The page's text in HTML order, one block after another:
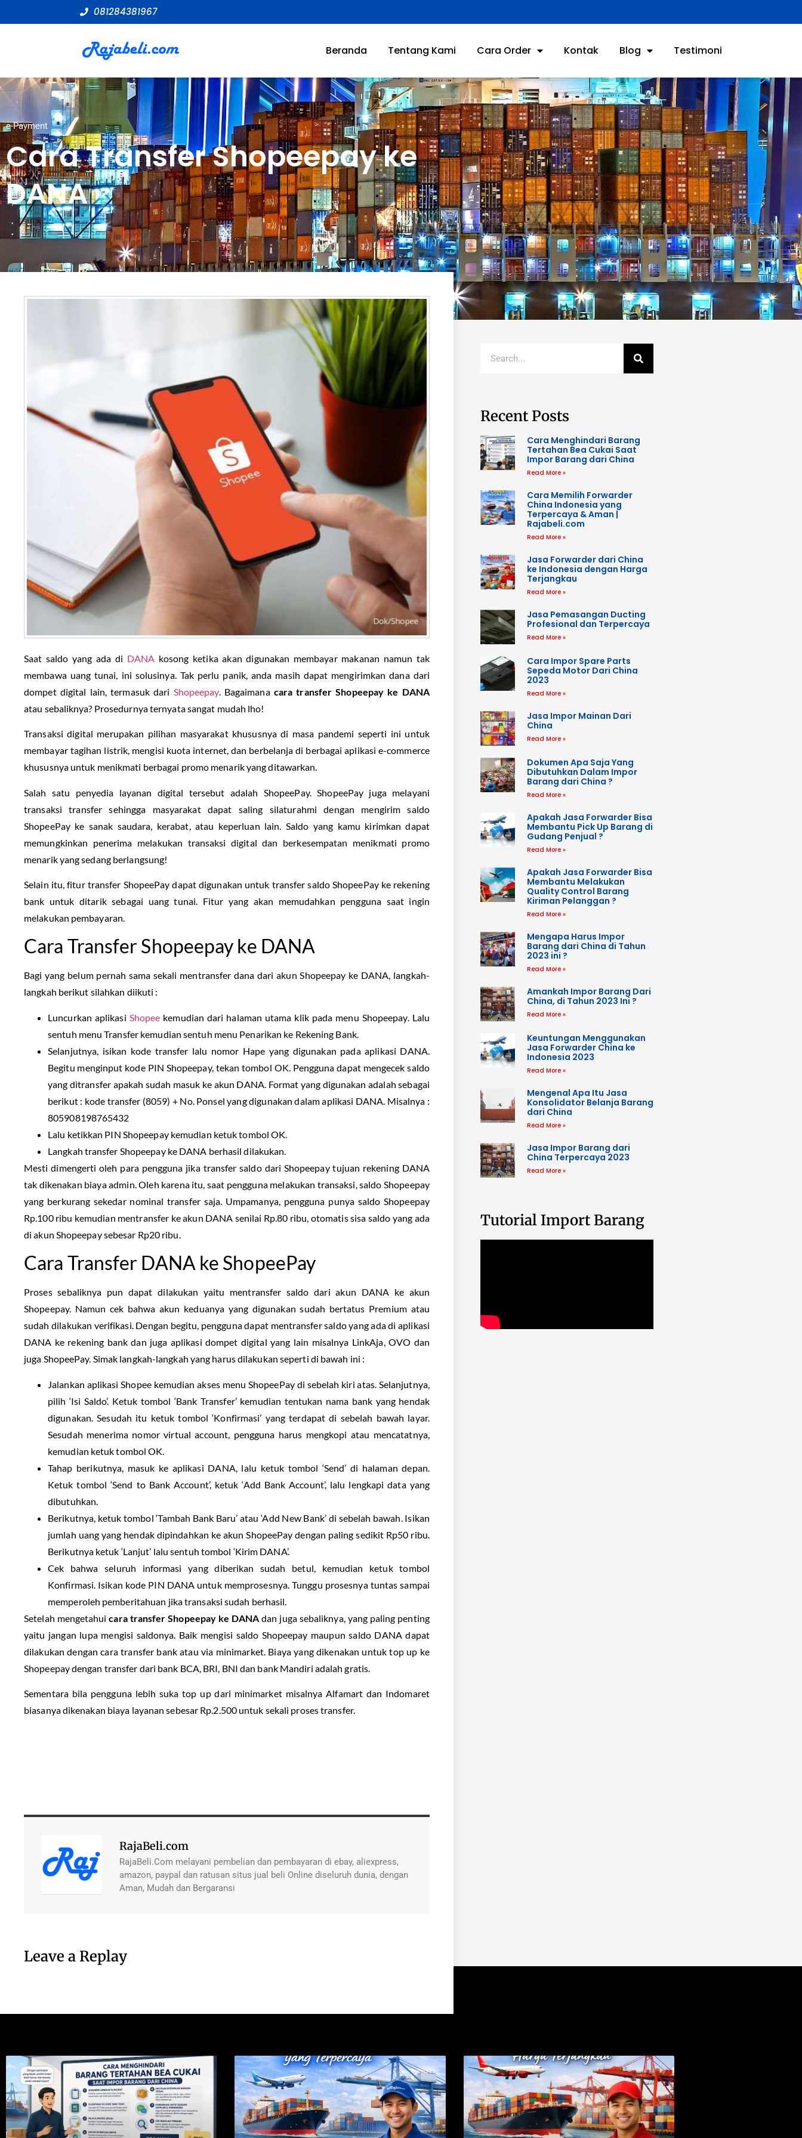
081284381967
Beranda Tentang Kami Cara Order Kontak Blog Testimoni
e-Payment
Cara Transfer Shopeepay ke
DANA
Saat saldo yang ada di DANA kosong ketika akan digunakan membayar makanan namun tak
membawa uang tunai, ini solusinya. Tak perlu panik, anda masih dapat mengirimkan dana dari
dompet digital lain, termasuk dari Shopeepay. Bagaimana cara transfer Shopeepay ke DANA
atau sebaliknya? Prosedurnya ternyata sangat mudah lho!
Transaksi digital merupakan pilihan masyarakat khususnya di masa pandemi seperti ini untuk
membayar tagihan listrik, mengisi kuota internet, dan berbelanja di berbagai aplikasi e-commerce
khususnya untuk menikmati berbagai promo menarik yang ditawarkan.
Salah satu penyedia layanan digital tersebut adalah ShopeePay. ShopeePay juga melayani
transaksi transfer sehingga masyarakat dapat saling silaturahmi dengan mengirim saldo
ShopeePay ke sanak saudara, kerabat, atau keperluan lain. Saldo yang kamu kirimkan dapat
memungkinkan penerima melakukan transaksi digital dan berkesempatan menikmati promo
menarik yang sedang berlangsung!
Selain itu, fitur transfer ShopeePay dapat digunakan untuk transfer saldo ShopeePay ke rekening
bank untuk ditarik sebagai uang tunai. Fitur yang akan memudahkan pengguna saat ingin
melakukan pembayaran.
Cara Transfer Shopeepay ke DANA
Bagi yang belum pernah sama sekali mentransfer dana dari akun Shopeepay ke DANA, langkah-
langkah berikut silahkan diikuti :
Luncurkan aplikasi Shopee kemudian dari halaman utama klik pada menu Shopeepay. Lalu
sentuh menu Transfer kemudian sentuh menu Penarikan ke Rekening Bank.
Selanjutnya, isikan kode transfer lalu nomor Hape yang digunakan pada aplikasi DANA.
Begitu menginput kode PIN Shopeepay, tekan tombol OK. Pengguna dapat mengecek saldo
yang ditransfer apakah sudah masuk ke akun DANA. Format yang digunakan adalah sebagai
berikut : kode transfer (8059) + No. Ponsel yang digunakan dalam aplikasi DANA. Misalnya :
805908198765432
Lalu ketikkan PIN Shopeepay kemudian ketuk tombol OK.
Langkah transfer Shopeepay ke DANA berhasil dilakukan.
Mesti dimengerti oleh para pengguna jika transfer saldo dari Shopeepay tujuan rekening DANA
tak dikenakan biaya admin. Oleh karena itu, saat pengguna melakukan transaksi, saldo Shopeepay
yang berkurang sekedar nominal transfer saja. Umpamanya, pengguna punya saldo Shopeepay
Rp.100 ribu kemudian mentransfer ke akun DANA senilai Rp.80 ribu, otomatis sisa saldo yang ada
di akun Shopeepay sebesar Rp20 ribu.
Cara Transfer DANA ke ShopeePay
Proses sebaliknya pun dapat dilakukan yaitu mentransfer saldo dari akun DANA ke akun
Shopeepay. Namun cek bahwa akun keduanya yang digunakan sudah bertatus Premium atau
sudah dilakukan verifikasi. Dengan begitu, pengguna dapat mentransfer saldo yang ada di aplikasi
DANA ke rekening bank dan juga aplikasi dompet digital yang lain misalnya LinkAja, OVO dan
juga ShopeePay. Simak langkah-langkah yang harus dilakukan seperti di bawah ini :
Jalankan aplikasi Shopee kemudian akses menu ShopeePay di sebelah kiri atas. Selanjutnya,
pilih ‘Isi Saldo’. Ketuk tombol ‘Bank Transfer’ kemudian tentukan nama bank yang hendak
digunakan. Sesudah itu ketuk tombol ‘Konfirmasi’ yang terdapat di sebelah bawah layar.
Sesudah menerima nomor virtual account, pengguna harus mengkopi atau mencatatnya,
kemudian ketuk tombol OK.
Tahap berikutnya, masuk ke aplikasi DANA, lalu ketuk tombol ‘Send’ di halaman depan.
Ketuk tombol ‘Send to Bank Account’, ketuk ‘Add Bank Account’, lalu lengkapi data yang
dibutuhkan.
Berikutnya, ketuk tombol ‘Tambah Bank Baru’ atau ‘Add New Bank’ di sebelah bawah. Isikan
jumlah uang yang hendak dipindahkan ke akun ShopeePay dengan paling sedikit Rp50 ribu.
Berikutnya ketuk ‘Lanjut’ lalu sentuh tombol ‘Kirim DANA’.
Cek bahwa seluruh informasi yang diberikan sudah betul, kemudian ketuk tombol
Konfirmasi. Isikan kode PIN DANA untuk memprosesnya. Tunggu prosesnya tuntas sampai
memperoleh pemberitahuan jika transaksi sudah berhasil.
Setelah mengetahuicara transfer Shopeepay ke DANA dan juga sebaliknya, yang paling penting
yaitu jangan lupa mengisi saldonya. Baik mengisi saldo Shopeepay maupun saldo DANA dapat
dilakukan dengan cara transfer bank atau via minimarket. Biaya yang dikenakan untuk top up ke
Shopeepay dengan transfer dari bank BCA, BRI, BNI dan bank Mandiri adalah gratis.
Sementara bila pengguna lebih suka top up dari minimarket misalnya Alfamart dan Indomaret
biasanya dikenakan biaya layanan sebesar Rp.2.500 untuk sekali proses transfer.
RajaBeli.com
RajaBeli.Com melayani pembelian dan pembayaran di ebay, aliexpress,
amazon, paypal dan ratusan situs jual beli Online diseluruh dunia, dengan
Aman, Mudah dan Bergaransi
Leave a Replay
Recent Posts
Cara Menghindari Barang
Tertahan Bea Cukai Saat
Impor Barang dari China
Read More »
Cara Memilih Forwarder
China Indonesia yang
Terpercaya & Aman |
Rajabeli.com
Read More »
Jasa Forwarder dari China
ke Indonesia dengan Harga
Terjangkau
Read More »
Jasa Pemasangan Ducting
Profesional dan Terpercaya
Read More »
Cara Impor Spare Parts
Sepeda Motor Dari China
2023
Read More »
Jasa Impor Mainan Dari
China
Read More »
Dokumen Apa Saja Yang
Dibutuhkan Dalam Impor
Barang dari China ?
Read More »
Apakah Jasa Forwarder Bisa
Membantu Pick Up Barang di
Gudang Penjual ?
Read More »
Apakah Jasa Forwarder Bisa
Membantu Melakukan
Quality Control Barang
Kiriman Pelanggan ?
Read More »
Mengapa Harus Impor
Barang dari China di Tahun
2023 ini ?
Read More »
Amankah Impor Barang Dari
China, di Tahun 2023 Ini ?
Read More »
Keuntungan Menggunakan
Jasa Forwarder China ke
Indonesia 2023
Read More »
Mengenal Apa Itu Jasa
Konsolidator Belanja Barang
dari China
Read More »
Jasa Impor Barang dari
China Terpercaya 2023
Read More »
Tutorial Import Barang